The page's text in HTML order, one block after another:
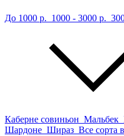
До 1000 р. 1000 - 3000 р.
Каберне совиньон Мальбек
Шардоне Шираз Все сорта